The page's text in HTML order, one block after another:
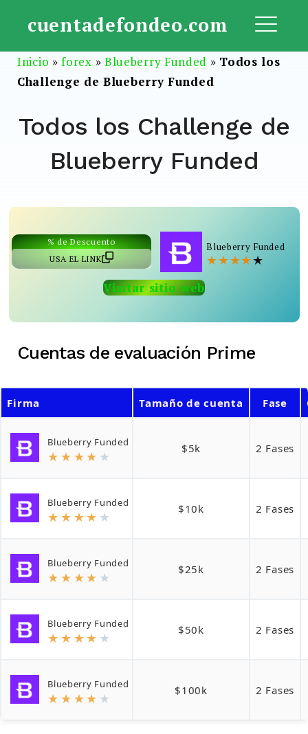
contenido
cuentadefondeo.com
BUSCAR
Inicio »forex » Blueberry Funded » Todos los
Challenge de Blueberry Funded
Todos los Challenge de
Blueberry Funded
% de Descuento
USA EL LINK
Blueberry Funded
★★★★★
Visitar sitio web
Cuentas de evaluación Prime
Firma Tamaño de cuenta Fase
Blueberry Funded
★ ★ ★★ ★ $5k 2 Fases
Blueberry Funded
★ ★ ★★ ★ $10k 2 Fases
Blueberry Funded
★ ★ ★★ ★ $25k 2 Fases
Blueberry Funded
★ ★ ★★ ★ $50k 2 Fases
Blueberry Funded
★ ★ ★★ ★ $100k 2 Fases